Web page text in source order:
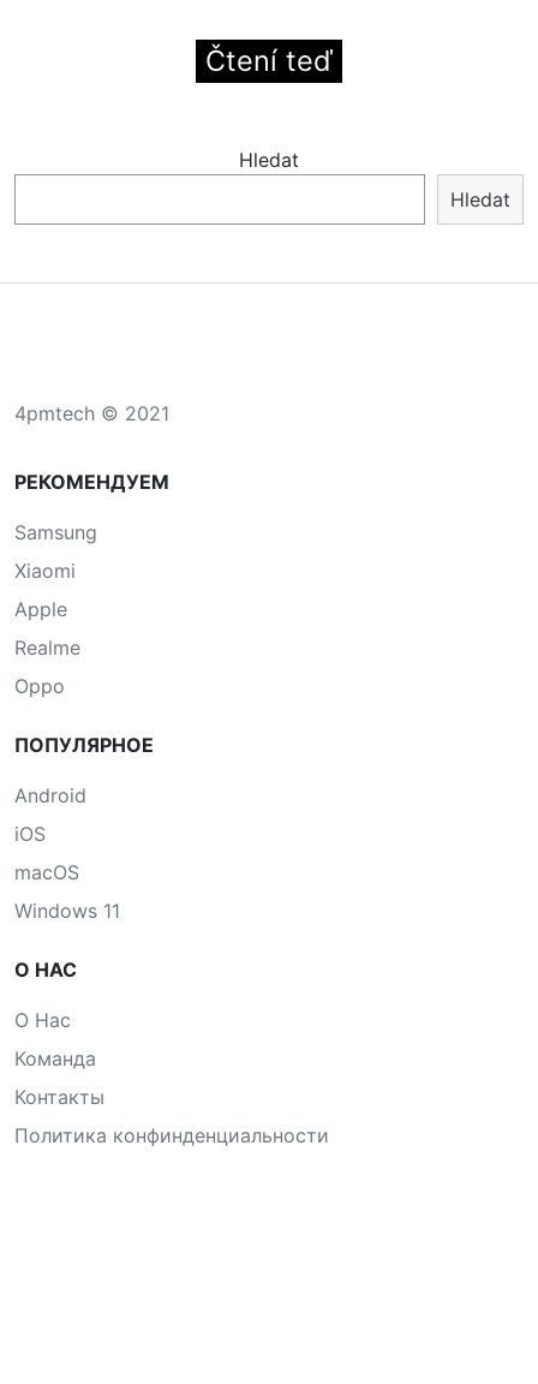
Čtení teď
Hledat
Hledat
4pmtech © 2021
РЕКОМЕНДУЕМ
Samsung
Xiaomi
Apple
Realme
Oppo
ПОПУЛЯРНОЕ
Android
iOS
macOS
Windows 11
О НАС
О Нас
Команда
Контакты
Политика конфинденциальности